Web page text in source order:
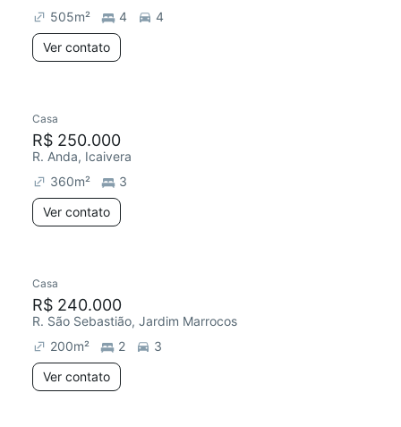
505m² 4
4
Ver contato
Chegou este mês
Casa
R$ 250.000
R. Anda, Icaivera
360m²
3
Ver contato
Casa
R$ 240.000
R. São Sebastião, Jardim Marrocos
200m² 2
3
Ver contato